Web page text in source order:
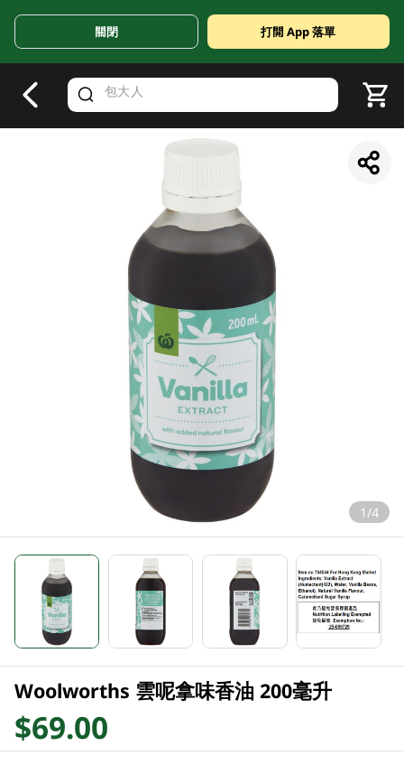
Valid Until 30 June 2026
關閉 打開 App 落單
1/4
Woolworths 雲呢拿味香油 200毫升
$69.00